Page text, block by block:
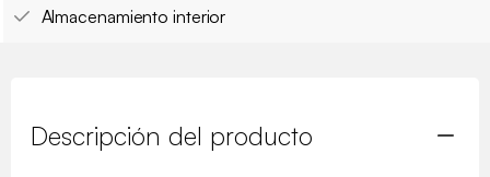
Almacenamiento interior
Descripción del producto